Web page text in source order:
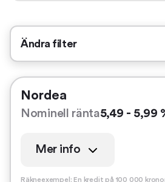
Ändra filter
Nordea
Nominell ränta5,49 - 5,99
Mer info
Räkneexempel: En kredit på 100 000